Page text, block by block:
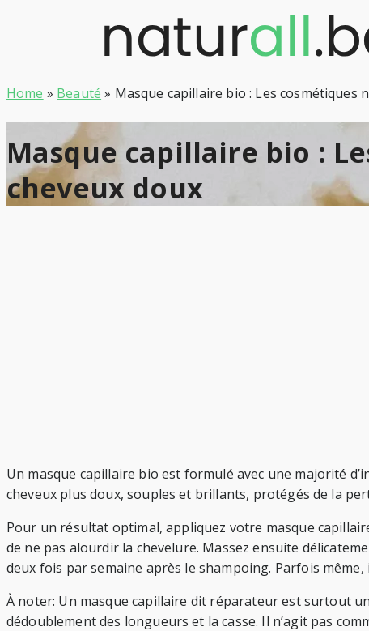
Home » Beauté » Masque capillaire bio : Les
Masque capillaire bio :
cheveux doux
Un masque capillaire bio est formulé avec une majorité
cheveux plus doux, souples et brillants, protégés de la
Pour un résultat optimal, appliquez votre masque
de ne pas alourdir la chevelure. Massez ensuite
deux fois par semaine après le shampoing. Parfois
À noter: Un masque capillaire dit réparateur est surtout
dédoublement des longueurs et la casse. Il n’agit pas